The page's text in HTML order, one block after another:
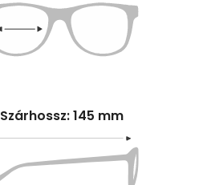
Szárhossz: 145 mm